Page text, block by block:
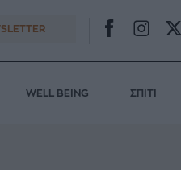
WELL BEING ΣΠΙΤΙ